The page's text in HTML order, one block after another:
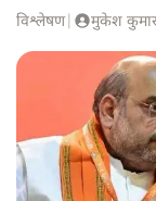
विश्लेषण| मुकेश